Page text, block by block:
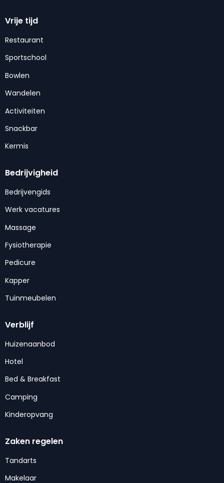
Vrije tijd
Restaurant
Sportschool
Bowlen
Wandelen
Activiteiten
Snackbar
Kermis
Bedrijvigheid
Bedrijvengids
Werk vacatures
Massage
Fysiotherapie
Pedicure
Kapper
Tuinmeubelen
Verblijf
Huizenaanbod
Hotel
Bed & Breakfast
Camping
Kinderopvang
Zaken regelen
Tandarts
Makelaar